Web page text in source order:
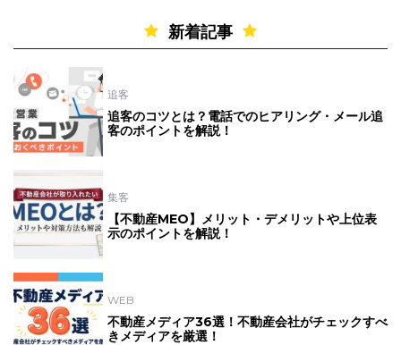
新着記事
追客
追客のコツとは？電話でのヒアリング・メール追
客のポイントを解説！
集客
【不動産MEO】メリット・デメリットや上位表
示のポイントを解説！
WEB
不動産メディア36選！不動産会社がチェックすべ
きメディアを厳選！